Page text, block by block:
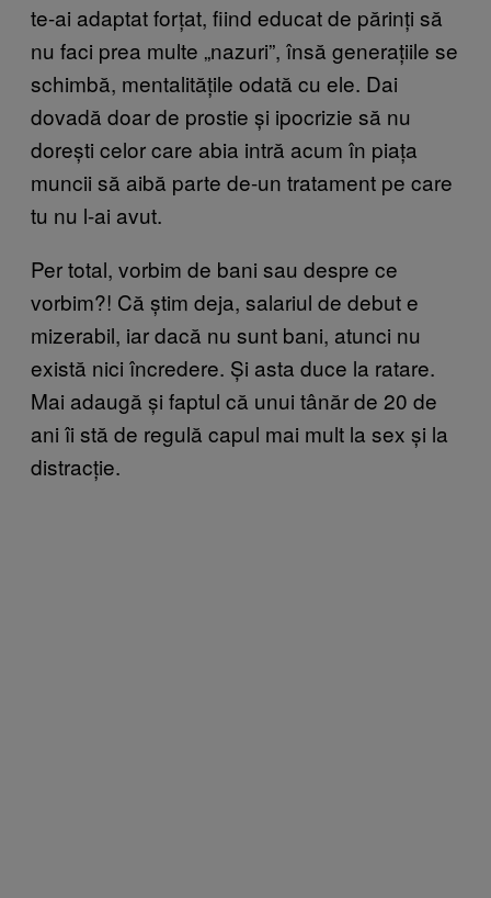
te-ai adaptat forțat, fiind educat de părinți să
nu faci prea multe „nazuri”, însă generațiile se
schimbă, mentalitățile odată cu ele. Dai
dovadă doar de prostie și ipocrizie să nu
dorești celor care abia intră acum în piața
muncii să aibă parte de-un tratament pe care
tu nu l-ai avut.
Per total, vorbim de bani sau despre ce
vorbim?! Că știm deja, salariul de debut e
mizerabil, iar dacă nu sunt bani, atunci nu
există nici încredere. Și asta duce la ratare.
Mai adaugă și faptul că unui tânăr de 20 de
ani îi stă de regulă capul mai mult la sex și la
distracție.